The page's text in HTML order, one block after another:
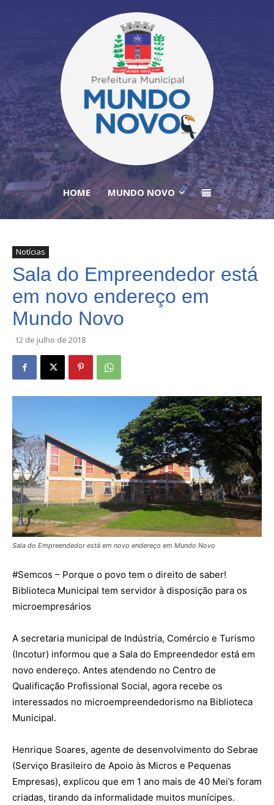
HOME MUNDO NOVO
Notícias
Sala do Empreendedor está
em novo endereço em
Mundo Novo
12 de julho de 2018
Sala do Empreendedor está em novo endereço em Mundo Novo
#Semcos – Porque o povo tem o direito de saber!
Biblioteca Municipal tem servidor à disposição para os
microempresários
A secretaria municipal de Indústria, Comércio e Turismo
(Incotur) informou que a Sala do Empreendedor está em
novo endereço. Antes atendendo no Centro de
Qualificação Profissional Social, agora recebe os
interessados no microempreendedorismo na Biblioteca
Municipal.
Henrique Soares, agente de desenvolvimento do Sebrae
(Serviço Brasileiro de Apoio às Micros e Pequenas
Empresas), explicou que em 1 ano mais de 40 Mei’s foram
criadas, tirando da informalidade muitos munícipes.